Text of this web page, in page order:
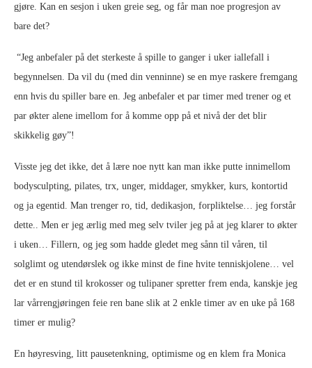
gjøre. Kan en sesjon i uken greie seg, og får man noe progresjon av
bare det?
“Jeg anbefaler på det sterkeste å spille to ganger i uker iallefall i
begynnelsen. Da vil du (med din venninne) se en mye raskere fremgang
enn hvis du spiller bare en. Jeg anbefaler et par timer med trener og et
par økter alene imellom for å komme opp på et nivå der det blir
skikkelig gøy”!
Visste jeg det ikke, det å lære noe nytt kan man ikke putte innimellom
bodysculpting, pilates, trx, unger, middager, smykker, kurs, kontortid
og ja egentid. Man trenger ro, tid, dedikasjon, forpliktelse… jeg forstår
dette.. Men er jeg ærlig med meg selv tviler jeg på at jeg klarer to økter
i uken… Fillern, og jeg som hadde gledet meg sånn til våren, til
solglimt og utendørslek og ikke minst de fine hvite tenniskjolene… vel
det er en stund til krokosser og tulipaner spretter frem enda, kanskje jeg
lar vårrengjøringen feie ren bane slik at 2 enkle timer av en uke på 168
timer er mulig?
En høyresving, litt pausetenkning, optimisme og en klem fra Monica